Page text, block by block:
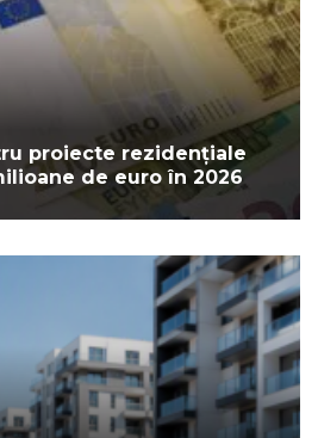
proiecte rezidențiale
de euro în 2026